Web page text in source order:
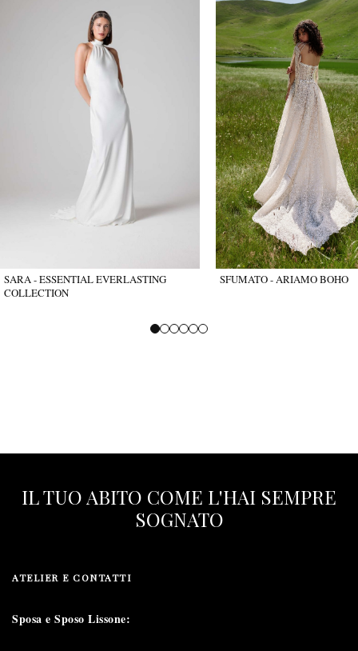
SARA - ESSENTIAL EVERLASTING
COLLECTION
SFUMATO - ARIAMO BOHO
IL TUO ABITO COME L'HAI SEMPRE
SOGNATO
ATELIER E CONTATTI
Sposa e Sposo Lissone: